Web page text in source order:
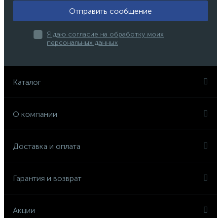
Отправить сообщение
Я даю согласие на обработку моих
персональных данных
Каталог
О компании
Доставка и оплата
Гарантия и возврат
Акции